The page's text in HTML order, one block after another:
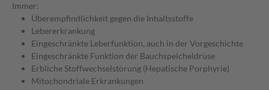
Immer:
Überempfindlichkeit gegen die Inhaltsstoffe
Lebererkrankung
Eingeschränkte Leberfunktion, auch in der Vorgeschichte
Eingeschränkte Funktion der Bauchspeicheldrüse
Erbliche Stoffwechselstörung (Hepatische Porphyrie)
Mitochondriale Erkrankungen